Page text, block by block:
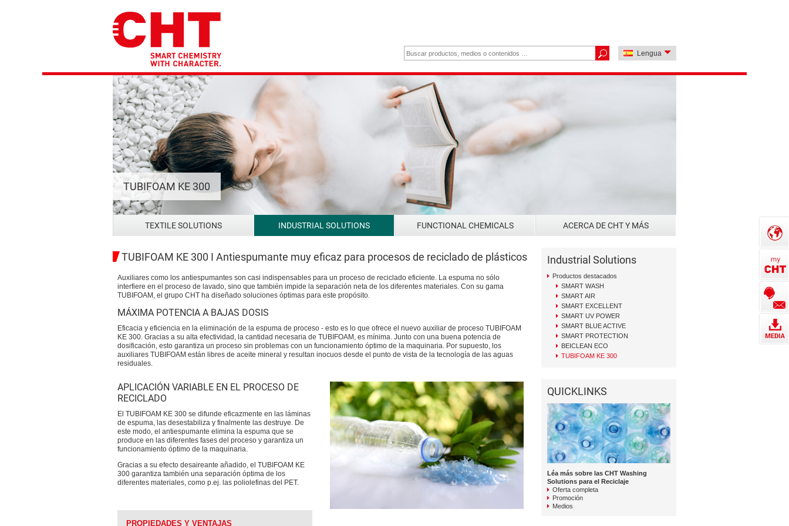
Lengua
TUBIFOAM KE 300
TEXTILE SOLUTIONS INDUSTRIAL SOLUTIONS FUNCTIONAL CHEMICALS ACERCA DE CHT Y MÁS
TUBIFOAM KE 300 I Antiespumante muy eficaz para procesos de reciclado de plásticos
Auxiliares como los antiespumantes son casi indispensables para un proceso de reciclado eficiente. La espuma no sólo
interfiere en el proceso de lavado, sino que también impide la separación neta de los diferentes materiales. Con su gama
TUBIFOAM, el grupo CHT ha diseñado soluciones óptimas para este propósito.
MÁXIMA POTENCIA A BAJAS DOSIS
Eficacia y eficiencia en la eliminación de la espuma de proceso - esto es lo que ofrece el nuevo auxiliar de proceso TUBIFOAM
KE 300. Gracias a su alta efectividad, la cantidad necesaria de TUBIFOAM, es mínima. Junto con una buena potencia de
dosificación, esto garantiza un proceso sin problemas con un funcionamiento óptimo de la maquinaria. Por supuesto, los
auxiliares TUBIFOAM están libres de aceite mineral y resultan inocuos desde el punto de vista de la tecnología de las aguas
residuales.
APLICACIÓN VARIABLE EN EL PROCESO DE
RECICLADO
El TUBIFOAM KE 300 se difunde eficazmente en las láminas
de espuma, las desestabiliza y finalmente las destruye. De
este modo, el antiespumante elimina la espuma que se
produce en las diferentes fases del proceso y garantiza un
funcionamiento óptimo de la maquinaria.
Gracias a su efecto desaireante añadido, el TUBIFOAM KE
300 garantiza también una separación óptima de los
diferentes materiales, como p.ej. las poliolefinas del PET.
PROPIEDADES Y VENTAJAS
Industrial Solutions
Productos destacados
SMART WASH
SMART AIR
SMART EXCELLENT
SMART UV POWER
SMART BLUE ACTIVE
SMART PROTECTION
BEICLEAN ECO
TUBIFOAM KE 300
QUICKLINKS
Léa más sobre las CHT Washing
Solutions para el Reciclaje
Oferta completa
Promoción
Medios